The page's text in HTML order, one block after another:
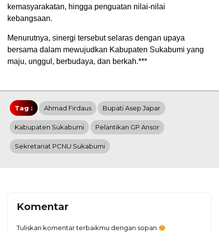
kemasyarakatan, hingga penguatan nilai-nilai
kebangsaan.
Menurutnya, sinergi tersebut selaras dengan upaya
bersama dalam mewujudkan Kabupaten Sukabumi yang
maju, unggul, berbudaya, dan berkah.***
Tag : Ahmad Firdaus Bupati Asep Japar
Kabupaten Sukabumi Pelantikan GP Ansor
Sekretariat PCNU Sukabumi
Komentar
Tuliskan komentar terbaikmu dengan sopan